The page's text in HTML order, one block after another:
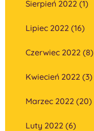
Sierpień 2022 (1)
Lipiec 2022 (16)
Czerwiec 2022 (8)
Kwiecień 2022 (3)
Marzec 2022 (20)
Luty 2022 (6)